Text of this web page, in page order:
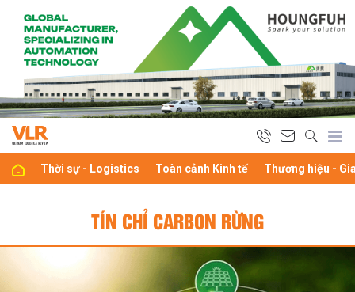
Thời sự - Logistics Toàn cảnh Kinh tế Thương hiệu -
TÍN CHỈ CARBON RỪNG